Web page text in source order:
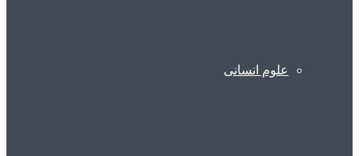
علوم انسانی